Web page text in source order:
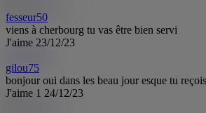
fesseur50
viens à cherbourg tu vas être bien servi
J'aime 23/12/23
gilou75
bonjour oui dans les beau jour esque tu
J'aime 1 24/12/23